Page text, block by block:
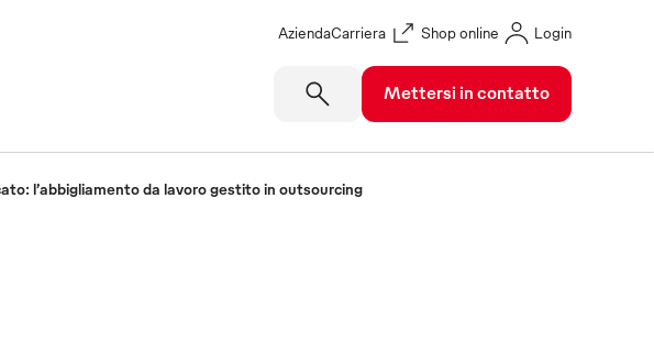
AziendaCarriera Shop online Login
Mettersi in contatto
l’abbigliamento da lavoro gestito in outsourcing